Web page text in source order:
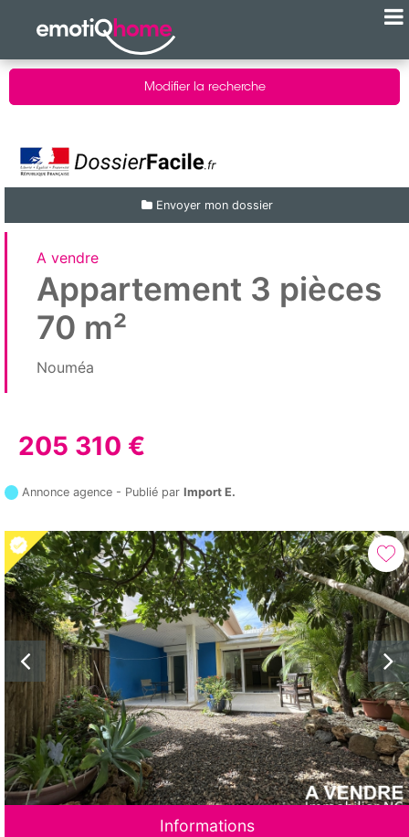
Modifier la recherche
Envoyer mon dossier
A vendre
Appartement 3 pièces
70 m²
Nouméa
205 310 €
Annonce agence - Publié parImport E.
Informations